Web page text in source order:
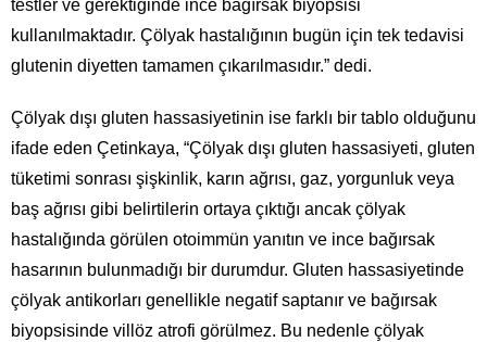
testler ve gerektiğinde ince bağırsak biyopsisi
kullanılmaktadır. Çölyak hastalığının bugün için tek tedavisi
glutenin diyetten tamamen çıkarılmasıdır.” dedi.
Çölyak dışı gluten hassasiyetinin ise farklı bir tablo olduğunu
ifade eden Çetinkaya, “Çölyak dışı gluten hassasiyeti, gluten
tüketimi sonrası şişkinlik, karın ağrısı, gaz, yorgunluk veya
baş ağrısı gibi belirtilerin ortaya çıktığı ancak çölyak
hastalığında görülen otoimmün yanıtın ve ince bağırsak
hasarının bulunmadığı bir durumdur. Gluten hassasiyetinde
çölyak antikorları genellikle negatif saptanır ve bağırsak
biyopsisinde villöz atrofi görülmez. Bu nedenle çölyak